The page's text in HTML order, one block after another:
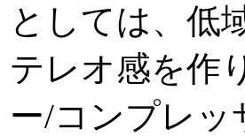
としては、低
テレオ感を作
ー/コンプレッ